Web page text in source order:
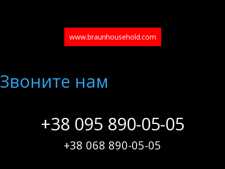
www.braunhousehold.com
Звоните нам
+38 095 890-05-05
+38 068 890-05-05